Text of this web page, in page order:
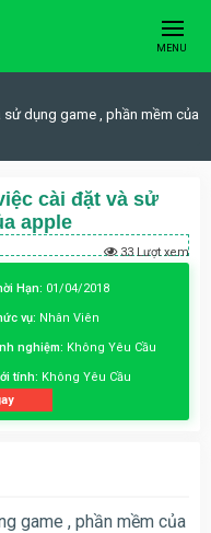
MENU
sử dụng game , phần mềm của
cài đặt và sử
apple
33 Lượt xem
Hạn: 01/04/2018
vụ: Nhân Viên
nghiệm: Không Yêu Cầu
tính: Không Yêu Cầu
game , phần mềm của